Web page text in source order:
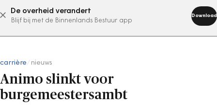
De overheid verandert
Blijf bij met de Binnenlands Bestuur app
Download
abonneer nu
carrière nieuws
Animo slinkt voor
burgemeestersambt